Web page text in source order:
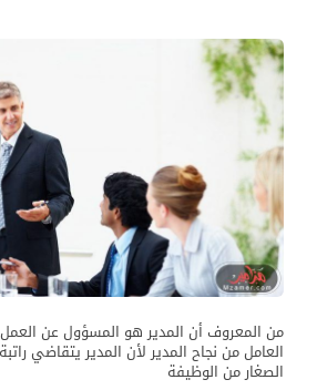
من المعروف أن المدير هو المسؤول عن العمل
العامل من نجاح المدير لأن المدير يتقاضي
الصغار من الوظيفة